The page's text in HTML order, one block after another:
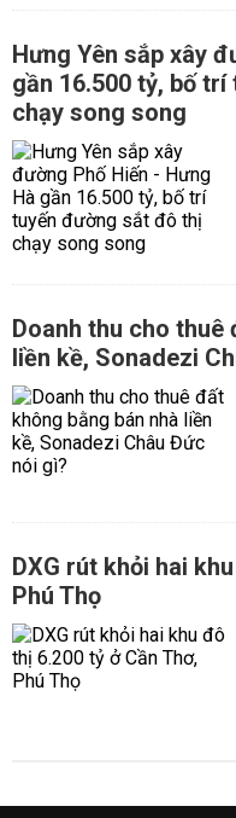
Hưng Yên sắp xây
gần 16.500 tỷ, bố
chạy song song
Doanh thu cho thuê
liền kề, Sonadezi
DXG rút khỏi hai
Phú Thọ